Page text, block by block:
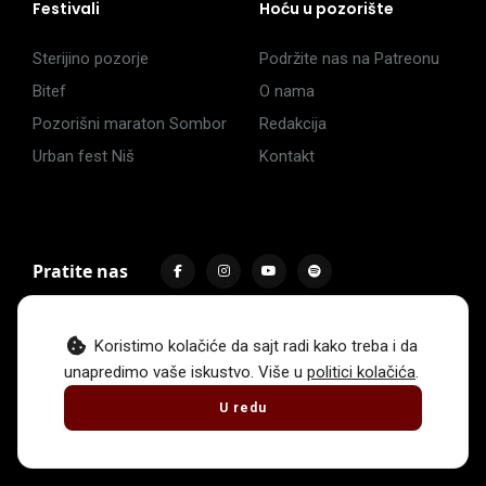
Koristimo kolačiće da sajt radi kako treba i da
unapredimo vaše iskustvo. Više u politici kolačića.
U redu
Festivali
Sterijino pozorje
Bitef
Pozorišni maraton Sombor
Urban fest Niš
Hoću u pozorište
Podržite nas na Patreonu
O nama
Redakcija
Kontakt
Pratite nas
Impressum Politika privatnosti
Uslovi korišćenja
. Sva prava zadržava Hoću u pozorište.